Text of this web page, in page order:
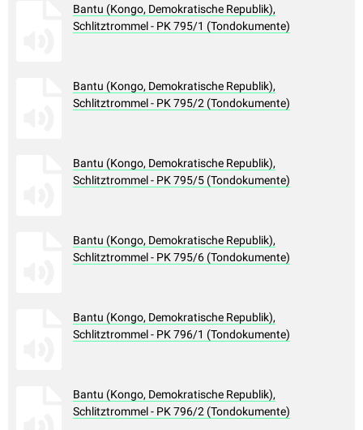
Bantu (Kongo, Demokratische Republik),
Schlitztrommel - PK 795/1 (Tondokumente)
Bantu (Kongo, Demokratische Republik),
Schlitztrommel - PK 795/2 (Tondokumente)
Bantu (Kongo, Demokratische Republik),
Schlitztrommel - PK 795/5 (Tondokumente)
Bantu (Kongo, Demokratische Republik),
Schlitztrommel - PK 795/6 (Tondokumente)
Bantu (Kongo, Demokratische Republik),
Schlitztrommel - PK 796/1 (Tondokumente)
Bantu (Kongo, Demokratische Republik),
Schlitztrommel - PK 796/2 (Tondokumente)